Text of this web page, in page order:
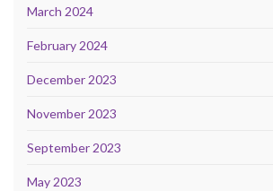
March 2024
February 2024
December 2023
November 2023
September 2023
May 2023